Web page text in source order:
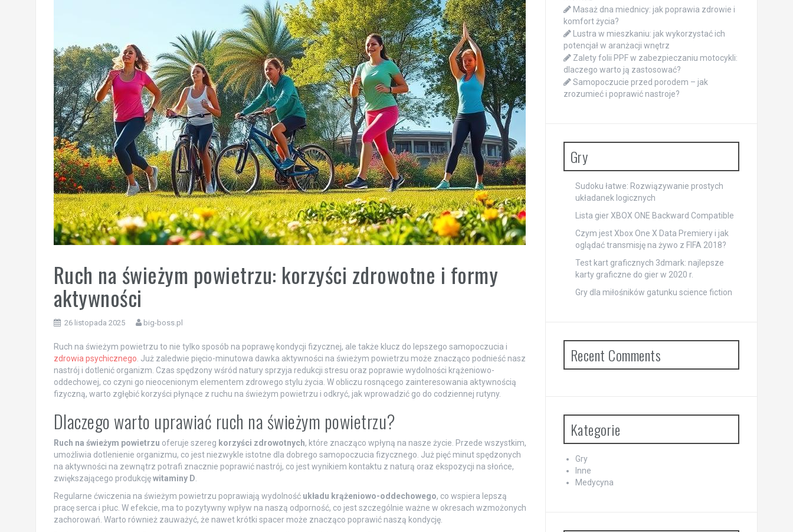
Ruch na świeżym powietrzu: korzyści zdrowotne i formy
aktywności
26 listopada 2025 big-boss.pl
Ruch na świeżym powietrzu to nie tylko sposób na poprawę kondycji fizycznej, ale także klucz do lepszego samopoczucia i
zdrowia psychicznego. Już zaledwie pięcio-minutowa dawka aktywności na świeżym powietrzu może znacząco podnieść nasz
nastrój i dotlenić organizm. Czas spędzony wśród natury sprzyja redukcji stresu oraz poprawie wydolności krążeniowo-
oddechowej, co czyni go nieocenionym elementem zdrowego stylu życia. W obliczu rosnącego zainteresowania aktywnością
fizyczną, warto zgłębić korzyści płynące z ruchu na świeżym powietrzu i odkryć, jak wprowadzić go do codziennej rutyny.
Dlaczego warto uprawiać ruch na świeżym powietrzu?
Ruch na świeżym powietrzu oferuje szereg korzyści zdrowotnych, które znacząco wpłyną na nasze życie. Przede wszystkim,
umożliwia dotlenienie organizmu, co jest niezwykle istotne dla dobrego samopoczucia fizycznego. Już pięć minut spędzonych
na aktywności na zewnątrz potrafi znacznie poprawić nastrój, co jest wynikiem kontaktu z naturą oraz ekspozycji na słońce,
zwiększającego produkcjęwitaminy D.
Regularne ćwiczenia na świeżym powietrzu poprawiają wydolność układu krążeniowo-oddechowego, co wspiera lepszą
pracę serca i płuc. W efekcie, ma to pozytywny wpływ na naszą odporność, co jest szczególnie ważne w okresach wzmożonych
zachorowań. Warto również zauważyć, że nawet krótki spacer może znacząco poprawić naszą kondycję.
Masaż dna miednicy: jak poprawia zdrowie i
komfort życia?
Lustra w mieszkaniu: jak wykorzystać ich
potencjał w aranżacji wnętrz
Zalety folii PPF w zabezpieczaniu motocykli:
dlaczego warto ją zastosować?
Samopoczucie przed porodem – jak
zrozumieć i poprawić nastroje?
Gry
Sudoku łatwe: Rozwiązywanie prostych
układanek logicznych
Lista gier XBOX ONE Backward Compatible
Czym jest Xbox One X Data Premiery i jak
oglądać transmisję na żywo z FIFA 2018?
Test kart graficznych 3dmark: najlepsze
karty graficzne do gier w 2020 r.
Gry dla miłośników gatunku science fiction
Recent Comments
Kategorie
Gry
Inne
Medycyna